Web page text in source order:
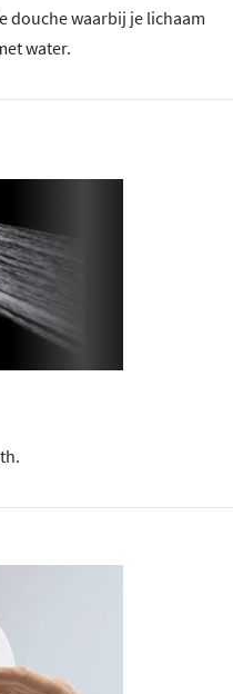
douche waarbij je lichaam
water.